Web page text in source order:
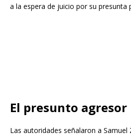
a la espera de juicio por su presunta
El presunto agresor
Las autoridades señalaron a